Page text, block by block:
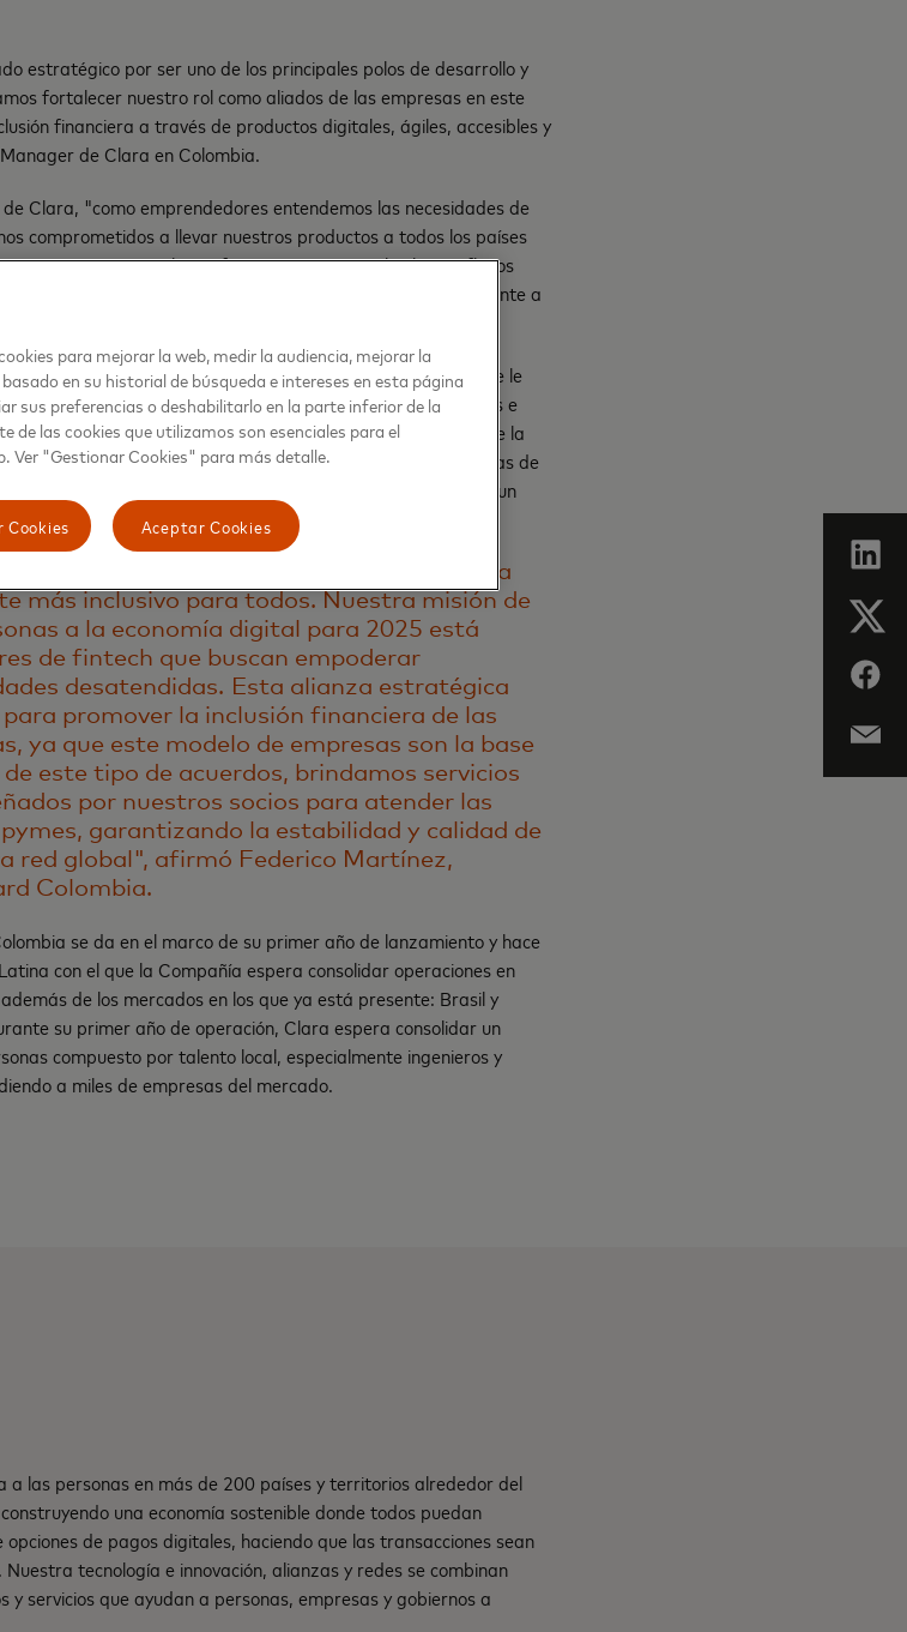
estratégico por ser uno de los principales polos de desarrollo y
fortalecer nuestro rol como aliados de las empresas en este
financiera a través de productos digitales, ágiles, accesibles y
de Clara en Colombia.
Clara, "como emprendedores entendemos las necesidades de
comprometidos a llevar nuestros productos a todos los países
una solución financiera que resuelva los conflictos
nombre de la empresa, así como empoderar financieramente a
por la infraestructura regional de Mastercard, lo que le
con atención 100% local, sin depender de otros proveedores e
y con una alta aceptación a nivel internacional. A través de la
obtiene acceso a las APIs, soluciones, socios y programas de
lo que ayuda a Clara a crecer y escalar su negocio a un
innovadores de fintech que se dedican a
más inclusivo para todos. Nuestra misión de
a la economía digital para 2025 está
de fintech que buscan empoderar
desatendidas. Esta alianza estratégica
promover la inclusión financiera de las
ya que este modelo de empresas son la base
este tipo de acuerdos, brindamos servicios
por nuestros socios para atender las
garantizando la estabilidad y calidad de
red global", afirmó Federico Martínez,
Colombia.
se da en el marco de su primer año de lanzamiento y hace
con el que la Compañía espera consolidar operaciones en
de los mercados en los que ya está presente: Brasil y
su primer año de operación, Clara espera consolidar un
compuesto por talento local, especialmente ingenieros y
a miles de empresas del mercado.
las personas en más de 200 países y territorios alrededor del
una economía sostenible donde todos puedan
de pagos digitales, haciendo que las transacciones sean
tecnología e innovación, alianzas y redes se combinan
servicios que ayudan a personas, empresas y gobiernos a
para mejorar la web, medir la audiencia, mejorar la
en su historial de búsqueda e intereses en esta página
sus preferencias o deshabilitarlo en la parte inferior de la
de las cookies que utilizamos son esenciales para el
Ver "Gestionar Cookies" para más detalle.
Aceptar Cookies
Cookies